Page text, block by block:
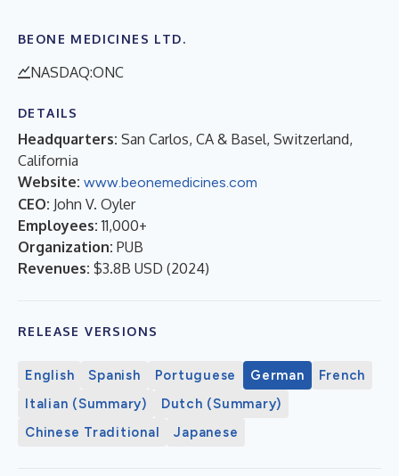
BEONE MEDICINES LTD.
NASDAQ:ONC
DETAILS
Headquarters: San Carlos, CA & Basel, Switzerland,
California
Website: www.beonemedicines.com
CEO: John V. Oyler
Employees: 11,000+
Organization: PUB
Revenues: $3.8B USD (2024)
RELEASE VERSIONS
English Spanish Portuguese German
French
Italian (Summary)
Dutch (Summary)
Chinese Traditional
Japanese